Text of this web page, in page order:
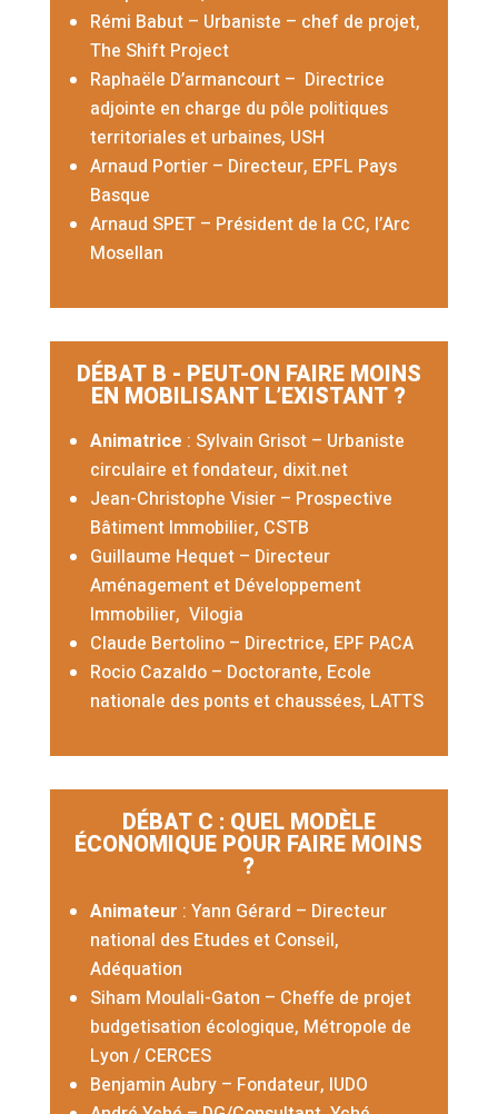
Rémi Babut – Urbaniste – chef de projet,
The Shift Project
Raphaële D’armancourt – Directrice
adjointe en charge du pôle politiques
territoriales et urbaines, USH
Arnaud Portier – Directeur, EPFL Pays
Basque
Arnaud SPET – Président de la CC, l’Arc
Mosellan
DÉBAT B - PEUT-ON FAIRE MOINS
EN MOBILISANT L’EXISTANT ?
Animatrice : Sylvain Grisot – Urbaniste
circulaire et fondateur, dixit.net
Jean-Christophe Visier – Prospective
Bâtiment Immobilier, CSTB
Guillaume Hequet – Directeur
Aménagement et Développement
Immobilier, Vilogia
Claude Bertolino – Directrice, EPF PACA
Rocio Cazaldo – Doctorante, Ecole
nationale des ponts et chaussées, LATTS
DÉBAT C : QUEL MODÈLE
ÉCONOMIQUE POUR FAIRE MOINS
?
Animateur : Yann Gérard – Directeur
national des Etudes et Conseil,
Adéquation
Siham Moulali-Gaton – Cheffe de projet
budgetisation écologique, Métropole de
Lyon / CERCES
Benjamin Aubry – Fondateur, IUDO